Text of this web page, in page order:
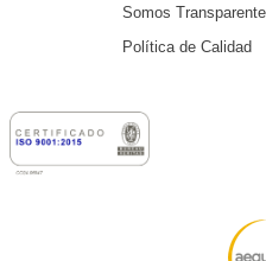
Somos
Política de Calidad